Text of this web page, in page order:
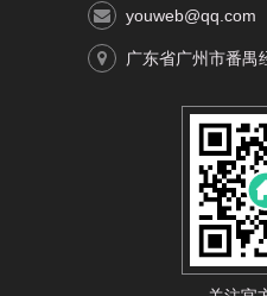
youweb@qq.com
广东省广州市番禺